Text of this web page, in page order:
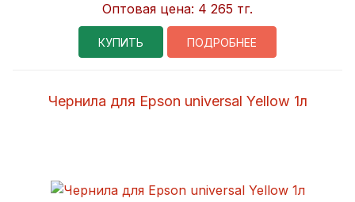
Оптовая цена: 4 265 тг.
КУПИТЬ ПОДРОБНЕЕ
Чернила для Epson universal Yellow 1л